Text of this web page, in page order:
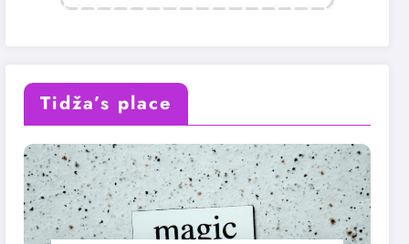
Tidža’s place